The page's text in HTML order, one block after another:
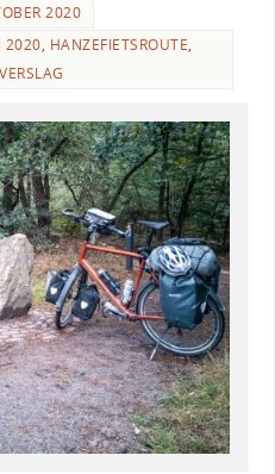
2020
2020, HANZEFIETSROUTE,